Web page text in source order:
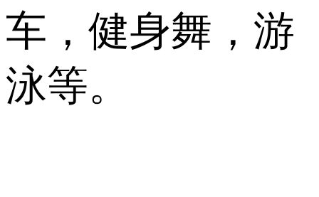
车，健身舞，游
泳等。